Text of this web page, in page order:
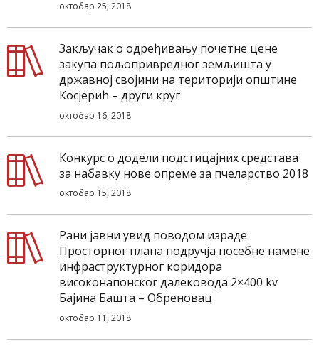
октобар 25, 2018
Закључак о одређивању почетне цене
закупа пољопривредног земљишта у
државној својини на територији општине
Косјерић – други круг
октобар 16, 2018
Конкурс о додели подстицајних средстава
за набавку нове опреме за пчеларство 2018
октобар 15, 2018
Рани јавни увид поводом израде
Просторног плана подручја посебне намене
инфраструктурног коридора
високонапонског далековода 2×400 kv
Бајина Башта – Обреновац
октобар 11, 2018